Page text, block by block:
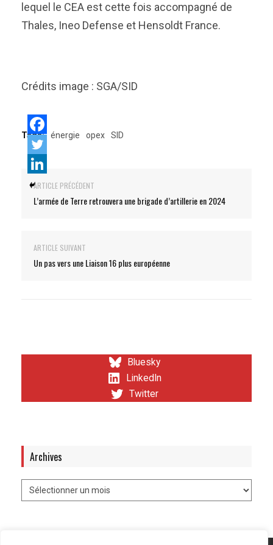
lequel le CEA est cette fois accompagné de
Thales, Ineo Defense et Hensoldt France.
Crédits image : SGA/SID
Tags: énergie opex SID
ARTICLE PRÉCÉDENT
L’armée de Terre retrouvera une brigade d’artillerie en 2024
ARTICLE SUIVANT
Un pas vers une Liaison 16 plus européenne
Bluesky
LinkedIn
Twitter
Archives